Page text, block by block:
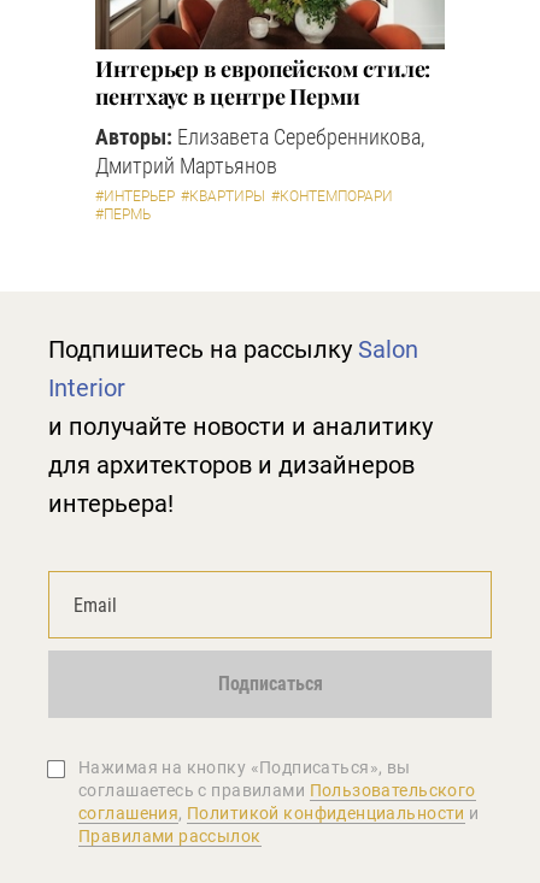
Интерьер в европейском стиле:
пентхаус в центре Перми
Авторы: Елизавета Серебренникова,
Дмитрий Мартьянов
#ИНТЕРЬЕР #КВАРТИРЫ #КОНТЕМПОРАРИ
#ПЕРМЬ
Подпишитесь на рассылку Salon
Interior
и получайте новости и аналитику
для архитекторов и дизайнеров
интерьера!
Подписаться
Нажимая на кнопку «Подписаться», вы
соглашаетеcь с правилами Пользовательского
соглашения, Политикой конфиденциальности и
Правилами рассылок